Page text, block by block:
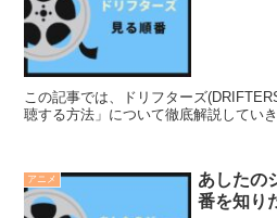
この記事では、ドリフターズ
聴する方法」について徹底解説していき
アニメ
あしたの
番を知り